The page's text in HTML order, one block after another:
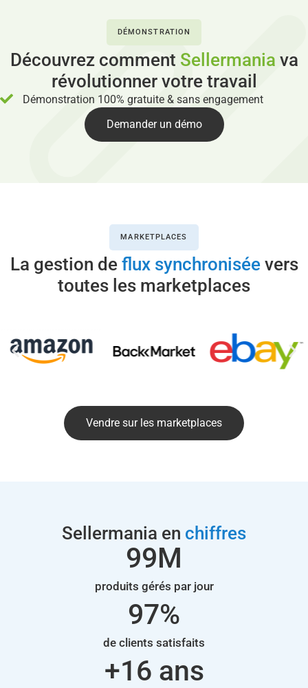
DÉMONSTRATION
Découvrez comment Sellermania va
révolutionner votre travail
Démonstration 100% gratuite & sans engagement
Demander un démo
MARKETPLACES
La gestion de flux synchroniséevers
toutes les marketplaces
Vendre sur les marketplaces
Sellermania en chiffres
produits gérés par jour
100M
de clients satisfaits
98%
+17 ans